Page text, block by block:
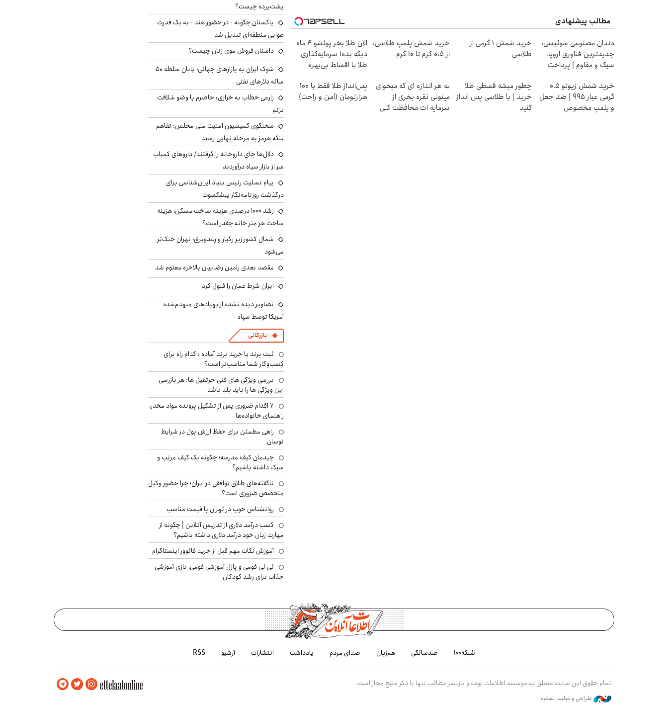
مطالب پیشنهادی
دندان مصنوعی سوئیسی:
جدیدترین فناوری اروپا،
سبک و مقاوم | پرداخت
خرید شمش 1 گرمی از
طلاسی
خرید شمش پلمپ طلاسی،
از ۰.۵ گرم تا ۱۰ گرم
الان طلا بخر پولشو 4 ماه
دیگه بده! سرمایه‌گذاری
طلا با اقساط بی‌بهره
خرید شمش زیوتو ۰.۵
گرمی عیار ۹۹۵ | ضد جعل
و پلمپ مخصوص
چطور میشه قسطی طلا
خرید | با طلاسی پس انداز
کنید
به هر اندازه ای که میخوای
میتونی نقره بخری از
سرمایه ات محافظت کنی
پس‌انداز طلا فقط با ۱۰۰
هزارتومان (امن و راحت)
پشت‌پرده چیست؟
پاکستان چگونه - در حضور هند - به یک قدرت
هوایی منطقه‌ای تبدیل شد
داستان فروش موی زنان چیست؟
شوک ایران به بازارهای جهانی؛ پایان سلطه ۵۰
ساله دلارهای نفتی
زارعی خطاب به خرازی: حاضرم با وضو شلاقت
بزنم
سخنگوی کمیسیون امنیت ملی مجلس: تفاهم
تنگه هرمز به مرحله نهایی رسید
دلال‌ها جای داروخانه را گرفتند/ داروهای کمیاب
سر از بازار سیاه درآوردند
پیام تسلیت رئیس بنیاد ایران‌شناسی برای
درگذشت روزنامه‌نگار پیشکسوت
رشد ۱۰۰۰ درصدی هزینه ساخت مسکن؛ هزینه
ساخت هر متر خانه چقدر است؟
شمال کشور زیر رگبار و رعدوبرق؛ تهران خنک‌تر
می‌شود
مقصد بعدی رامین رضاییان بالاخره معلوم شد
ایران شرط عمان را قبول کرد
تصاویر دیده نشده از پهپادهای منهدم‌شده
آمریکا توسط سپاه
بازرگانی
ثبت برند یا خرید برند آماده : کدام راه برای
کسب‌وکار شما مناسب‌تر است؟
بررسی ویژگی های فنی جرثقیل ها: هر بازرسی
این ویژگی ها را باید بلد باشد
۷ اقدام ضروری پس از تشکیل پرونده مواد مخدر؛
راهنمای خانواده‌ها
راهی مطمئن برای حفظ ارزش پول در شرایط
نوسان
چیدمان کیف مدرسه؛ چگونه یک کیف مرتب و
سبک داشته باشیم؟
ناگفته‌های طلاق توافقی در ایران؛ چرا حضور وکیل
متخصص ضروری است؟
روانشناس خوب در تهران با قیمت مناسب
کسب درآمد دلاری از تدریس آنلاین | چگونه از
مهارت زبان خود درآمد دلاری داشته باشیم؟
آموزش نکات مهم قبل از خرید فالوور اینستاگرام
لی لی فومی و پازل آموزشی فومی؛ بازی آموزشی
جذاب برای رشد کودکان
شبکه۱۰۰ صدسالگی هم‌زبان صدای مردم یادداشت انتشارات آرشیو RSS
تمام حقوق این سایت متعلق به موسسه اطلاعات بوده و بازنشر مطالب تنها با ذکر منبع مجاز است.
طراحی و تولید: نستوه